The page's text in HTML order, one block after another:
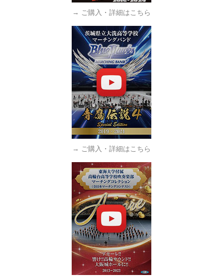
→ ご購入・詳細はこちら
→ ご購入・詳細はこちら